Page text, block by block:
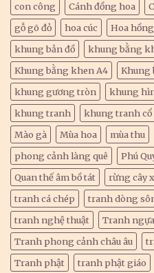
con công Cánh đồng hoa
gỗ gõ đỏ
hoa cúc Hoa hồng
khung bản đồ
khung bằng
Khung bằng khen A4
Khung
khung gương tròn
khung
khung tranh
khung tranh cổ
Mào gà
Mùa hoa mùa thu
phong cảnh làng quê
Phú
Quan thế âm bồ tát
rừng cây
tranh cá chép
tranh dòng
tranh nghệ thuật
Tranh
Tranh phong cảnh châu âu
Tranh phật
tranh phật giáo